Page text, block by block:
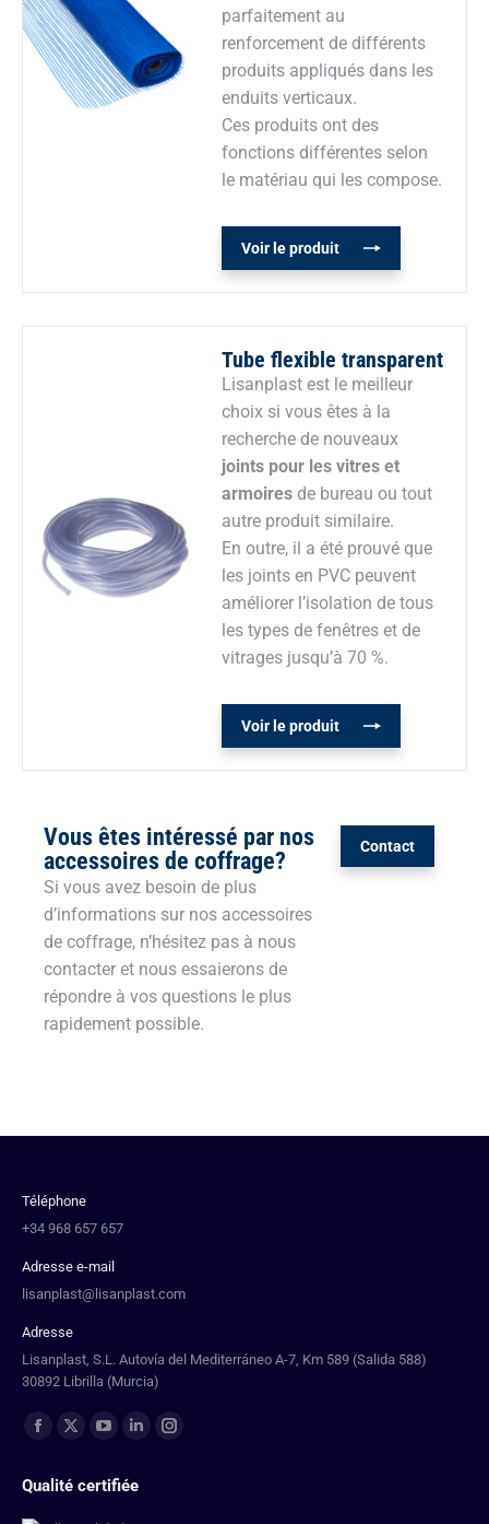
parfaitement au
renforcement de différents
produits appliqués dans les
enduits verticaux.
Ces produits ont des
fonctions différentes selon
le matériau qui les compose.
Voir le produit
Tube flexible transparent
Lisanplast est le meilleur
choix si vous êtes à la
recherche de nouveaux
joints pour les vitres et
armoires de bureau ou tout
autre produit similaire.
En outre, il a été prouvé que
les joints en PVC peuvent
améliorer l’isolation de tous
les types de fenêtres et de
vitrages jusqu’à 70 %.
Voir le produit
Vous êtes intéressé par nos
accessoires de coffrage?
Si vous avez besoin de plus
d’informations sur nos accessoires
de coffrage, n’hésitez pas à nous
contacter et nous essaierons de
répondre à vos questions le plus
rapidement possible.
Contact
Téléphone
+34 968 657 657
Adresse e-mail
lisanplast@lisanplast.com
Adresse
Lisanplast, S.L. Autovía del Mediterráneo A-7, Km 589 (Salida 588)
30892 Librilla (Murcia)
Trouvez nous sur :
Qualité certifiée